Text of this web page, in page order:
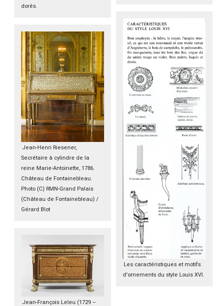
dorés.
Jean-Henri Riesener,
Secrétaire à cylindre de la
reine Marie-Antoinette, 1786.
Château de Fontainebleau.
Photo (C) RMN-Grand Palais
(Château de Fontainebleau) /
Gérard Blot
Jean-François Leleu (1729 –
Les caractéristiques et motifs
d'ornements du style Louis XVI.